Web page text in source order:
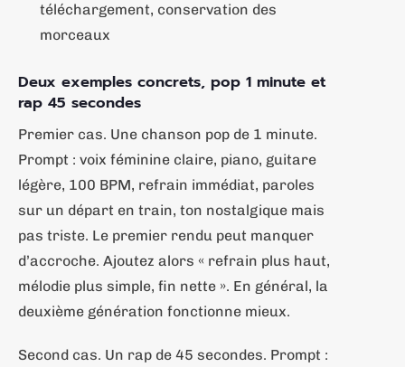
téléchargement, conservation des
morceaux
Deux exemples concrets, pop 1 minute et
rap 45 secondes
Premier cas. Une chanson pop de 1 minute.
Prompt : voix féminine claire, piano, guitare
légère, 100 BPM, refrain immédiat, paroles
sur un départ en train, ton nostalgique mais
pas triste. Le premier rendu peut manquer
d’accroche. Ajoutez alors « refrain plus haut,
mélodie plus simple, fin nette ». En général, la
deuxième génération fonctionne mieux.
Second cas. Un rap de 45 secondes. Prompt :